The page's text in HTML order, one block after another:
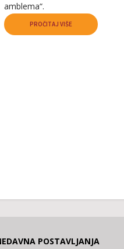
amblema“.
PROČITAJ VIŠE
POSTAVLJANJA